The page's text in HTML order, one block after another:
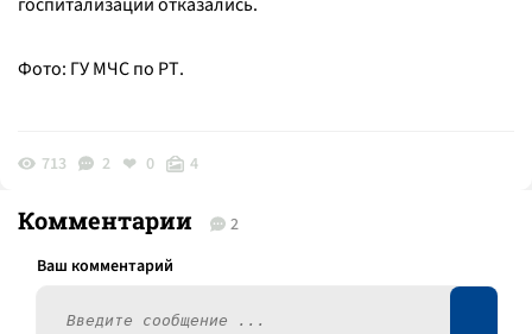
Фото: ГУ МЧС по РТ.
713 2 0 4
Комментарии 2